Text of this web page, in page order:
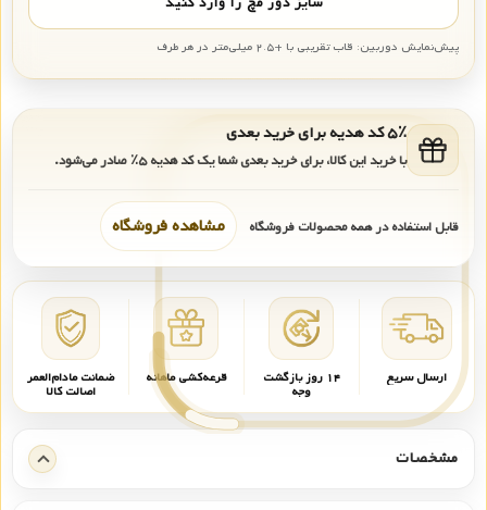
پیش‌نمایش دوربین: قاب تقریبی با +۲.۵ میلی‌متر در هر طرف
۵٪ کد هدیه برای خرید بعدی
با خرید این کالا، برای خرید بعدی شما یک کد هدیه۵٪ صادر می‌شود.
قابل استفاده در همه محصولات فروشگاه مشاهده فروشگاه
ارسال سریع ۱۴ روز بازگشت
وجه
قرعه‌کشی ماهانه ضمانت مادام‌العمر
اصالت کالا
مشخصات